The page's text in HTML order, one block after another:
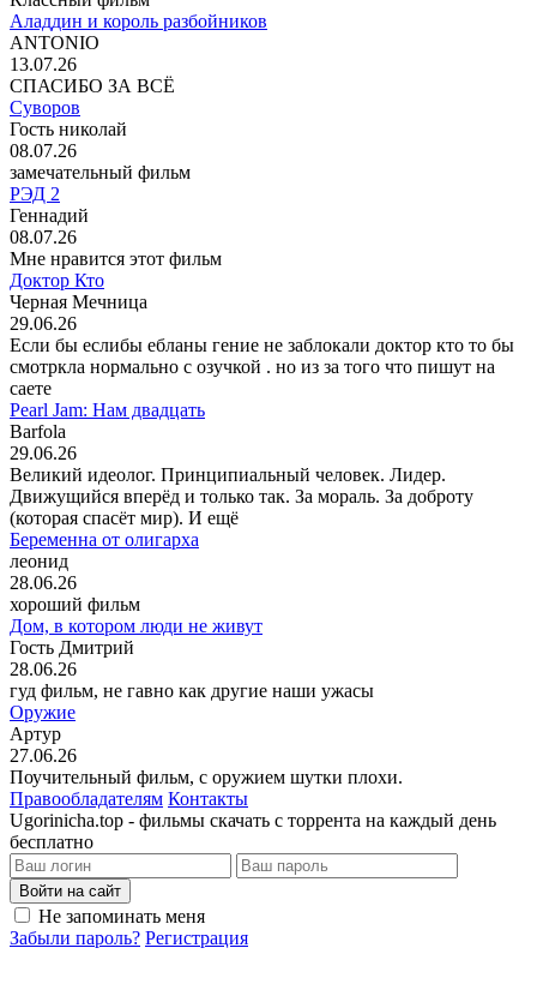
Аладдин и король разбойников
ANTONIO
13.07.26
СПАСИБО ЗА ВСЁ
Суворов
Гость николай
08.07.26
замечательный фильм
РЭД 2
Геннадий
08.07.26
Мне нравится этот фильм
Доктор Кто
Черная Мечница
29.06.26
Если бы еслибы ебланы гение не заблокали доктор кто то бы
смотркла нормально с озучкой . но из за того что пишут на
саете
Pearl Jam: Нам двадцать
Barfola
29.06.26
Великий идеолог. Принципиальный человек. Лидер.
Движущийся вперёд и только так. За мораль. За доброту
(которая спасёт мир). И ещё
Беременна от олигарха
леонид
28.06.26
хороший фильм
Дом, в котором люди не живут
Гость Дмитрий
28.06.26
гуд фильм, не гавно как другие наши ужасы
Оружие
Артур
27.06.26
Поучительный фильм, с оружием шутки плохи.
Правообладателям Контакты
Ugorinicha.top - фильмы скачать с торрента на каждый день
бесплатно
Войти на сайт
Не запоминать меня
Забыли пароль? Регистрация